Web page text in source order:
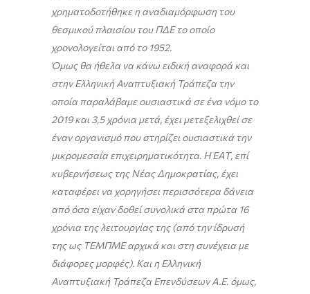
χρηματοδοτήθηκε η αναδιαμόρφωση του
θεσμικού πλαισίου του ΠΔΕ το οποίο
χρονολογείται από το 1952.
Όμως θα ήθελα να κάνω ειδική αναφορά και
στην Ελληνική Αναπτυξιακή Τράπεζα την
οποία παραλάβαμε ουσιαστικά σε ένα νόμο το
2019 και 3,5 χρόνια μετά, έχει μετεξελιχθεί σε
έναν οργανισμό που στηρίζει ουσιαστικά την
μικρομεσαία επιχειρηματικότητα. Η ΕΑΤ, επί
κυβερνήσεως της Νέας Δημοκρατίας, έχει
καταφέρει να χορηγήσει περισσότερα δάνεια
από όσα είχαν δοθεί συνολικά στα πρώτα 16
χρόνια της λειτουργίας της (από την ίδρυσή
της ως ΤΕΜΠΜΕ αρχικά και στη συνέχεια με
διάφορες μορφές). Και η Ελληνική
Αναπτυξιακή Τράπεζα Επενδύσεων Α.Ε. όμως,